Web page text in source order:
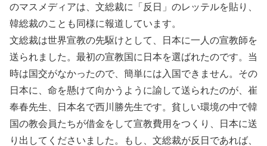
のマスメディアは、文総裁に「反日」のレッテルを貼り、
韓総裁のことも同様に報道しています。
文総裁は世界宣教の先駆けとして、日本に一人の宣教師を
送られました。最初の宣教国に日本を選ばれたのです。当
時は国交がなかったので、簡単には入国できません。その
日本に、命を懸けて向かうように諭して送られたのが、崔
奉春先生、日本名で西川勝先生です。貧しい環境の中で韓
国の教会員たちが借金をして宣教費用をつくり、日本に送
り出してくださいました。もし、文総裁が反日であれば、